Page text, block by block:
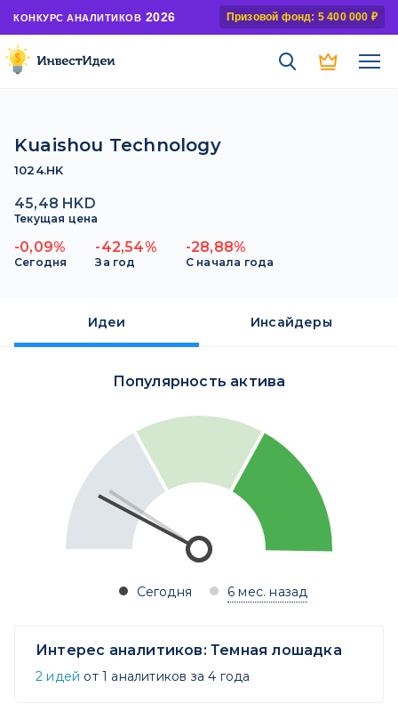
КОНКУРС АНАЛИТИКОВ 2026 Призовой фонд: 5 400 000 ₽
Kuaishou Technology
1024.HK
45,48 HKD
Текущая цена
-0,09%
Сегодня
-42,54%
За год
-28,88%
С начала года
Идеи Инсайдеры
Популярность актива
Сегодня 6 мес. назад
Интерес аналитиков: Темная лошадка
2 идей от 1 аналитиков за 4 года